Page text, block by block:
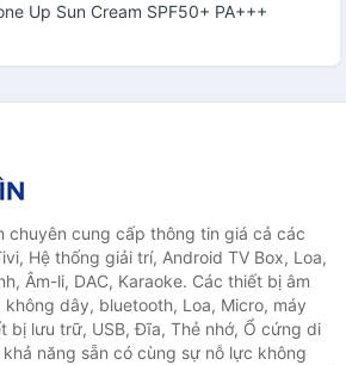
Up Sun Cream SPF50+ PA+++
chuyên cung cấp thông tin giá cả các
Hệ thống giải trí, Android TV Box, Loa,
Âm-li, DAC, Karaoke. Các thiết bị âm
dây, bluetooth, Loa, Micro, máy
bị lưu trữ, USB, Đĩa, Thẻ nhớ, Ổ cứng di
khả năng sẵn có cùng sự nỗ lực không